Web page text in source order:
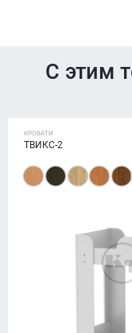
С этим
КРОВАТИ
ТВИКС-2